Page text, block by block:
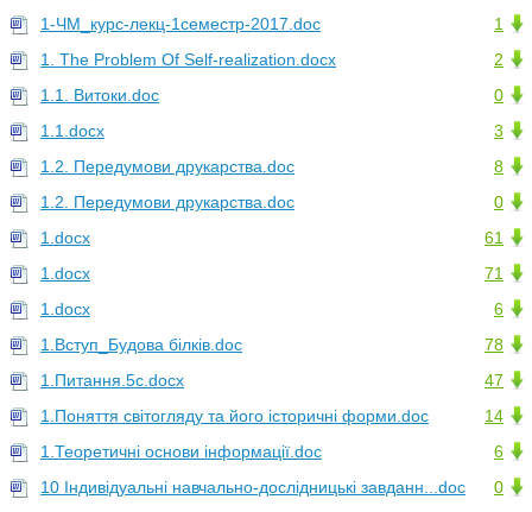
1
1-ЧМ_курс-лекц-1семестр-2017.doc
2
1. The Problem Of Self-realization.docx
0
1.1. Витоки.doc
3
1.1.docx
8
1.2. Передумови друкарства.doc
0
1.2. Передумови друкарства.doc
61
1.docx
71
1.docx
6
1.docx
78
1.Вступ_Будова білків.doc
47
1.Питання.5с.docx
14
1.Поняття світогляду та його історичні форми.doc
6
1.Теоретичні основи інформації.doc
0
10 Індивідуальні навчально-дослідницькі завданн...doc